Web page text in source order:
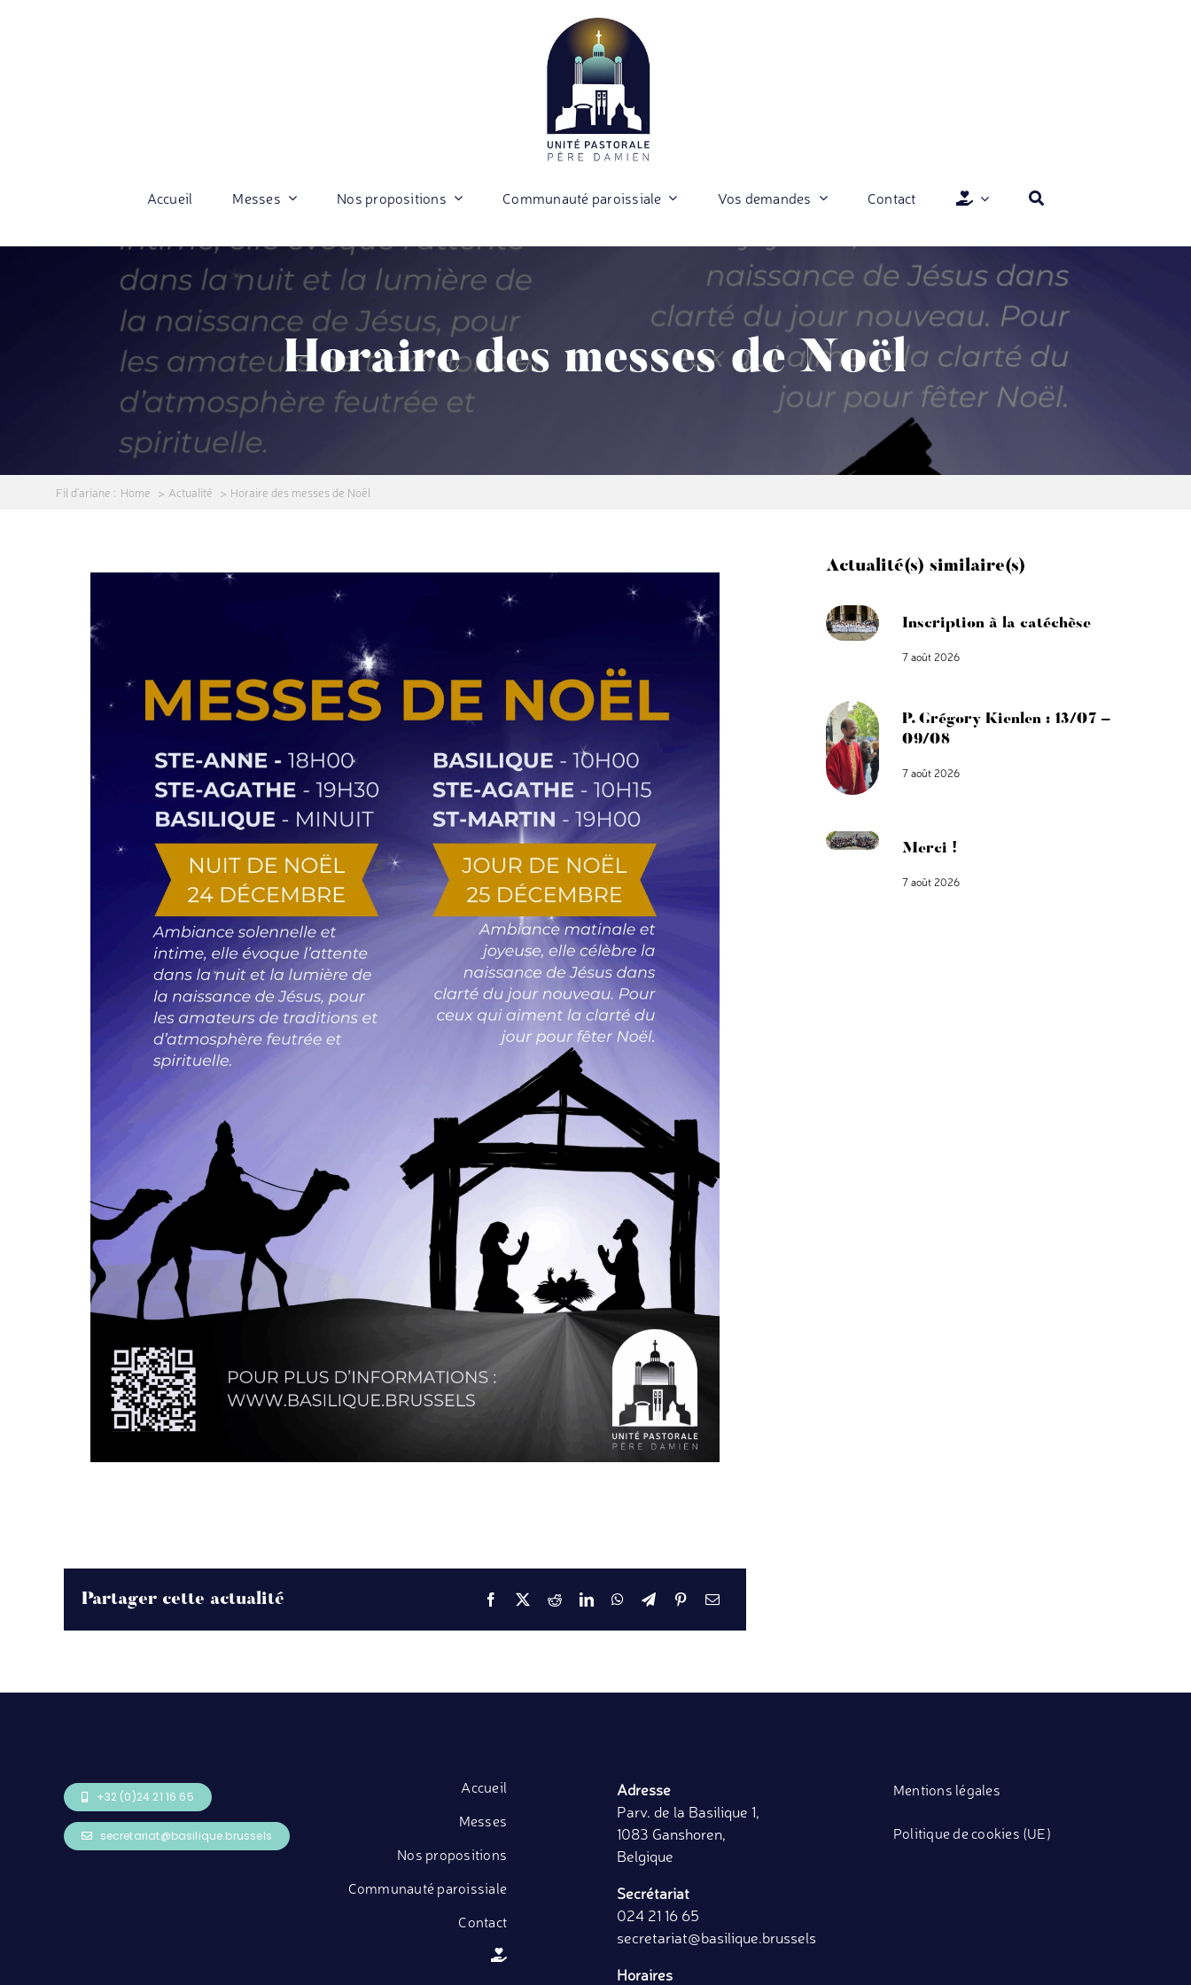
Accueil Messes Nos propositions Communauté paroissiale Vos demandes Contact
Horaire des messes de Noël
Fil d'ariane : Home Actualité Horaire des messes de Noël
Partager cette actualité
Actualité(s) similaire(s)
Inscription à la catéchèse
7 août 2026
P. Grégory Kienlen : 13/07 –
09/08
7 août 2026
Merci !
7 août 2026
+32 (0)24 21 16 65
secretariat@basilique.brussels
Accueil
Messes
Nos propositions
Communauté paroissiale
Contact
Adresse
Parv. de la Basilique 1,
1083 Ganshoren,
Belgique
Secrétariat
024 21 16 65
secretariat@basilique.brussels
Horaires
Mentions légales
Politique de cookies (UE)